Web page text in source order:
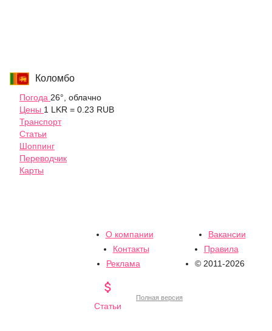
Коломбо
Погода 26°, облачно
Цены 1 LKR = 0.23 RUB
Транспорт
Статьи
Шоппинг
Переводчик
Карты
О компании
Вакансии
Контакты
Правила
Реклама
© 2011-2026

Статьи
Полная версия